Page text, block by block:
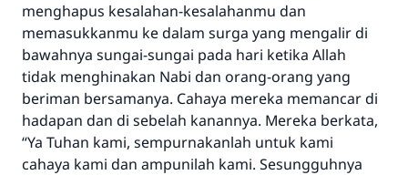
menghapus kesalahan-kesalahanmu dan
memasukkanmu ke dalam surga yang mengalir di
bawahnya sungai-sungai pada hari ketika Allah
tidak menghinakan Nabi dan orang-orang yang
beriman bersamanya. Cahaya mereka memancar di
hadapan dan di sebelah kanannya. Mereka berkata,
“Ya Tuhan kami, sempurnakanlah untuk kami
cahaya kami dan ampunilah kami. Sesungguhnya